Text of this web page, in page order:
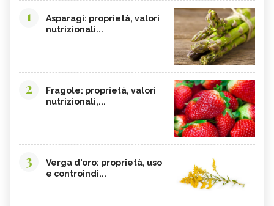
1
Asparagi: proprietà, valori
nutrizionali...
2
Fragole: proprietà, valori
nutrizionali,...
3
Verga d'oro: proprietà, uso
e controindi...